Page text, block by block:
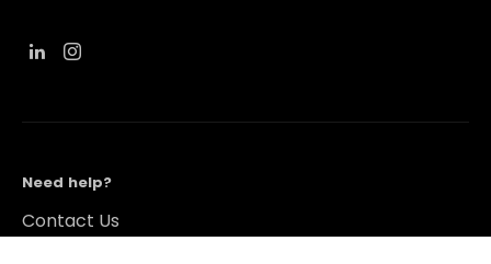
Need help?
Contact Us